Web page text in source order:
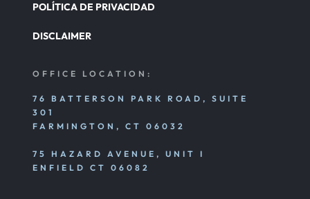
POLÍTICA DE PRIVACIDAD
DISCLAIMER
OFFICE LOCATION:
76 BATTERSON PARK ROAD, SUITE
301
FARMINGTON, CT 06032
75 HAZARD AVENUE, UNIT I
ENFIELD CT 06082